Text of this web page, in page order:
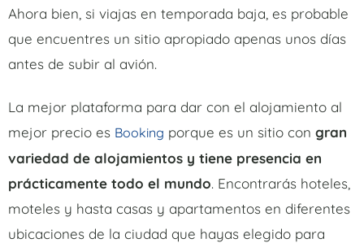
Ahora bien, si viajas en temporada baja, es probable
que encuentres un sitio apropiado apenas unos días
antes de subir al avión.
La mejor plataforma para dar con el alojamiento al
mejor precio es Booking porque es un sitio con gran
variedad de alojamientos y tiene presencia en
prácticamente todo el mundo. Encontrarás hoteles,
moteles y hasta casas y apartamentos en diferentes
ubicaciones de la ciudad que hayas elegido para